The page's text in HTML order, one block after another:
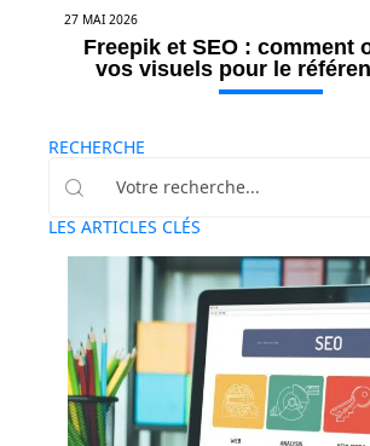
27 MAI 2026
Freepik et SEO : comment
vos visuels pour le
RECHERCHE
LES ARTICLES CLÉS